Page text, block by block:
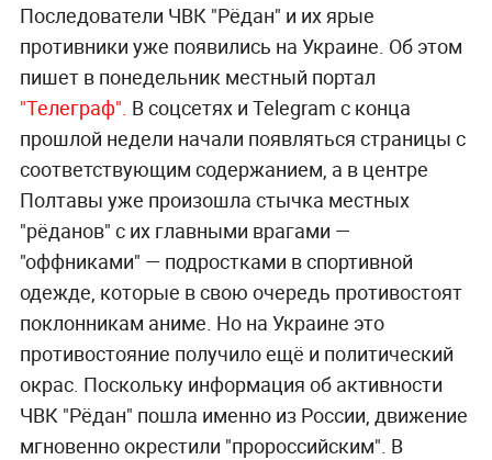
Последователи ЧВК "Рёдан" и их ярые
противники уже появились на Украине. Об этом
пишет в понедельник местный портал
"Телеграф". В соцсетях и Telegram с конца
прошлой недели начали появляться страницы с
соответствующим содержанием, а в центре
Полтавы уже произошла стычка местных
"рёданов" с их главными врагами —
"оффниками" — подростками в спортивной
одежде, которые в свою очередь противостоят
поклонникам аниме. Но на Украине это
противостояние получило ещё и политический
окрас. Поскольку информация об активности
ЧВК "Рёдан" пошла именно из России, движение
мгновенно окрестили "пророссийским". В